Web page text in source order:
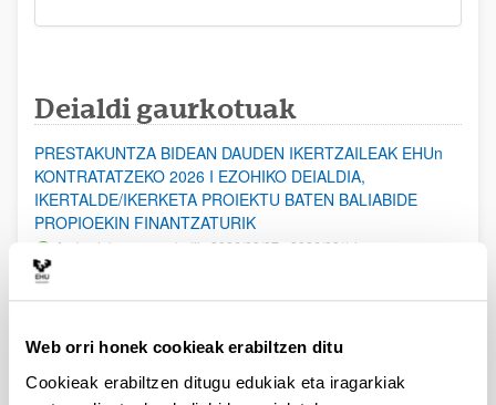
Web orri honek cookieak erabiltzen ditu
Cookieak erabiltzen ditugu edukiak eta iragarkiak
Deialdi gaurkotuak
PRESTAKUNTZA BIDEAN DAUDEN IKERTZAILEAK EHUn
KONTRATATZEKO 2026 I EZOHIKO DEIALDIA,
IKERTALDE/IKERKETA PROIEKTU BATEN BALIABIDE
PROPIOEKIN FINANTZATURIK
Aurkezteko epea zabalik: 2026/08/07 - 2026/08/14
erosi eta berritzeko laguntzak 2026
Izapide irekia